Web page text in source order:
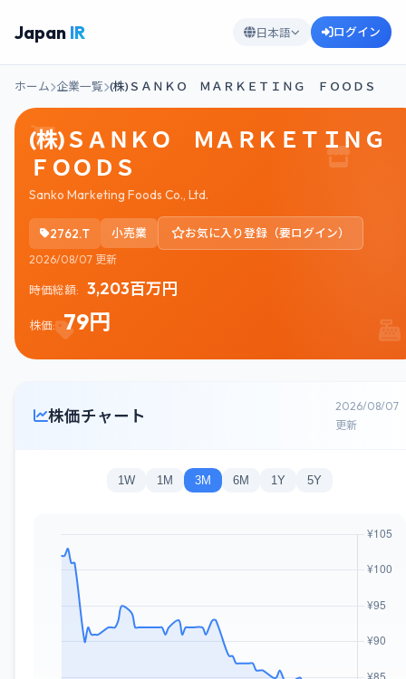
Japan IR 日本語 ログイン
ホーム 企業一覧 (株)ＳＡＮＫＯ ＭＡＲＫＥＴＩＮＧ ＦＯＯＤＳ
(株)ＳＡＮＫＯ ＭＡＲＫＥＴＩＮＧ
ＦＯＯＤＳ
Sanko Marketing Foods Co., Ltd.
2762.T 小売業 お気に入り登録（要ログイン）
2026/08/07 更新
時価総額: 3,203百万円
株価: 79円
株価チャート
2026/08/07
更新
1W 1M 3M 6M 1Y 5Y